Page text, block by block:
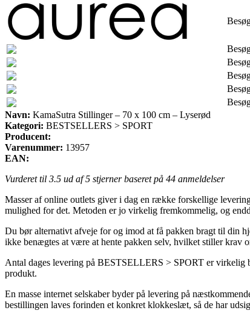
Navn: KamaSutra Stillinger – 70 x 100 cm – Lyserød
Kategori: BESTSELLERS > SPORT
Producent:
Varenummer: 13957
EAN:
Vurderet til 3.5 ud af 5 stjerner baseret på 44 anmeldelser
Masser af online outlets giver i dag en række forskellige
mulighed for det. Metoden er jo virkelig fremkommelig, og
Du bør alternativt afveje for og imod at få pakken bragt til din
ikke benægtes at være at hente pakken selv, hvilket stiller krav
Antal dages levering på BESTSELLERS > SPORT er virkelig
produkt.
En masse internet selskaber byder på levering på
bestillingen laves forinden et konkret klokkeslæt, så de har